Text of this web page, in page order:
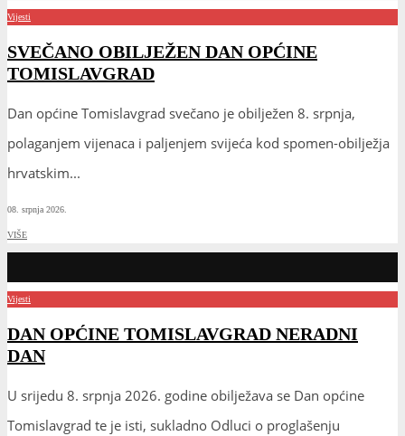
Vijesti
SVEČANO OBILJEŽEN DAN OPĆINE
TOMISLAVGRAD
Dan općine Tomislavgrad svečano je obilježen 8. srpnja,
polaganjem vijenaca i paljenjem svijeća kod spomen-obilježja
hrvatskim...
08. srpnja 2026.
VIŠE
Vijesti
DAN OPĆINE TOMISLAVGRAD NERADNI
DAN
U srijedu 8. srpnja 2026. godine obilježava se Dan općine
Tomislavgrad te je isti, sukladno Odluci o proglašenju